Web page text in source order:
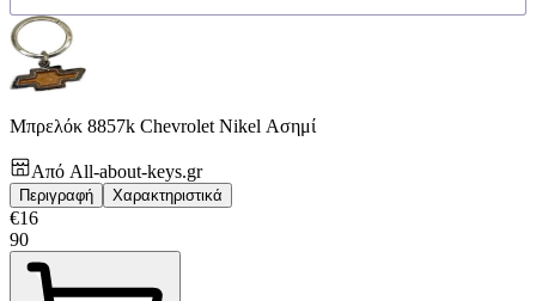
Μπρελόκ 8857k Chevrolet Nikel Ασημί
Από All-about-keys.gr
Περιγραφή Χαρακτηριστικά
€16
90